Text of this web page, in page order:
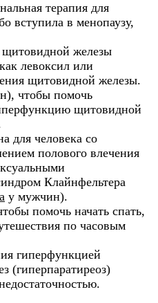
терапия для
вступила в менопаузу,
железы
левоксил или
щитовидной железы.
чтобы помочь
щитовидной
для человека со
полового влечения
Клайнфельтера
у мужчин).
помочь начать спать,
по часовым
гиперфункцией
(гиперпаратиреоз)